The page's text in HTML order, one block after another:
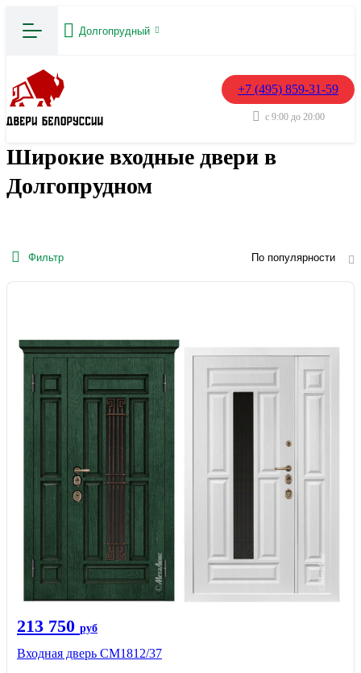
Долгопрудный
+7 (495) 859-31-59
с 9:00 до 20:00
Широкие входные двери в
Долгопрудном
Фильтр По популярности
213 750 руб
Входная дверь СМ1812/37